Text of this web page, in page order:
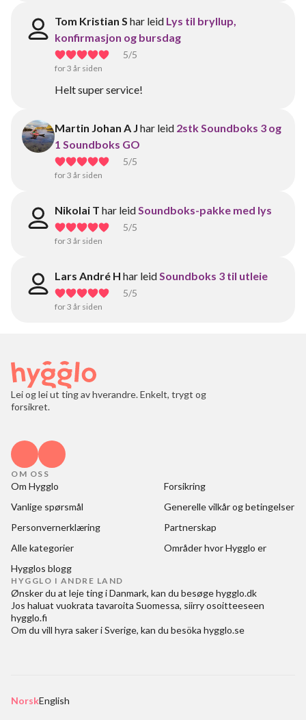
Tom Kristian S har leid Lys til bryllup,
konfirmasjon og bursdag
5/5
for 3 år siden
Helt super service!
Martin Johan A J har leid 2stk Soundboks 3 og
1 Soundboks GO
5/5
for 3 år siden
Nikolai T har leidSoundboks-pakke med lys
5/5
for 3 år siden
Lars André H har leidSoundboks 3 til utleie
5/5
for 3 år siden
Lei og lei ut ting av hverandre. Enkelt, trygt og
forsikret.
OM OSS
Om Hygglo
Forsikring
Vanlige spørsmål
Generelle vilkår og betingelser
Personvernerklæring
Partnerskap
Alle kategorier
Områder hvor Hygglo er
Hygglos blogg
HYGGLO I ANDRE LAND
Ønsker du at leje ting i Danmark, kan du besøgehygglo.dk
Jos haluat vuokrata tavaroita Suomessa, siirry osoitteeseen
hygglo.fi
Om du vill hyra saker i Sverige, kan du besöka hygglo.se
NorskEnglish